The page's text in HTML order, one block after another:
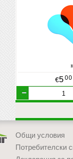
€5 00
Общи условия
Потребителски